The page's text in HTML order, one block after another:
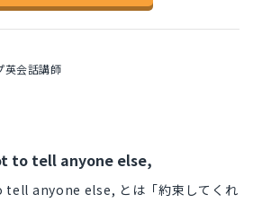
英会話講師
to tell anyone else,
anyone else, とは「約束してくれ